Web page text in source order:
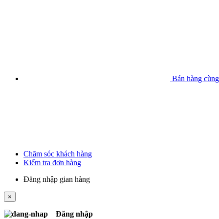
Bán hàng
Chăm sóc khách hàng
Kiểm tra đơn hàng
Đăng nhập gian hàng
×
Đăng nhập